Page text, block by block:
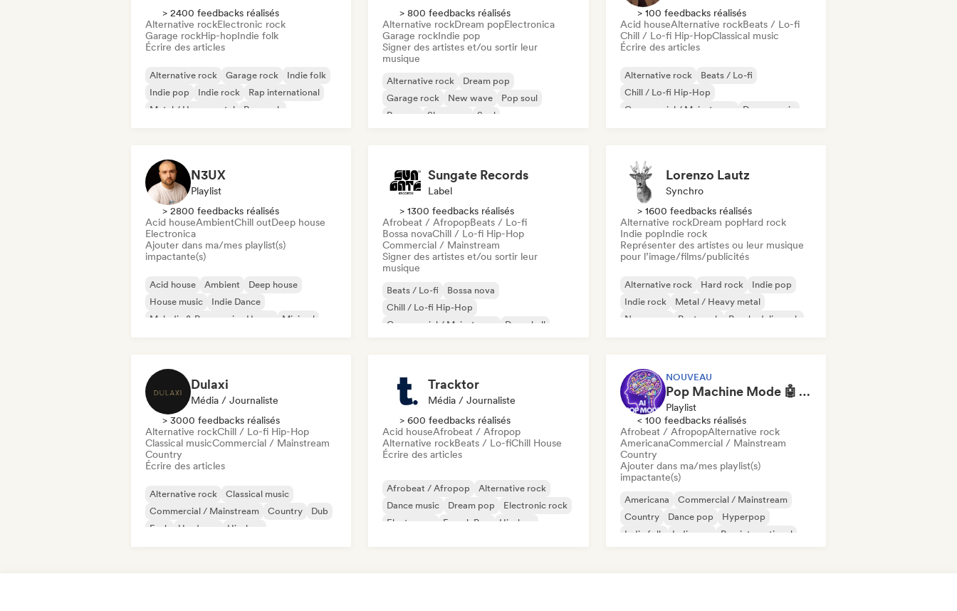
> 2400 feedbacks réalisés
Alternative rockElectronic rock
Garage rockHip-hopIndie folk
Écrire des articles
Alternative rock Garage rock
Indie folk
Indie pop
Indie rock
Rap international
Metal / Heavy metal
Pop rock
> 800 feedbacks réalisés
Alternative rockDream popElectronica
Garage rockIndie pop
Signer des artistes et/ou sortir leur
musique
Alternative rock
Dream pop
Garage rock
New wave
Pop soul
Reggae
Shoegaze Soul
> 100 feedbacks réalisés
Acid houseAlternative rockBeats / Lo-fi
Chill / Lo-fi Hip-HopClassical music
Écrire des articles
Alternative rock
Beats / Lo-fi
Chill / Lo-fi Hip-Hop
Commercial / Mainstream
Dance music
N3UX
Playlist
> 2800 feedbacks réalisés
Acid houseAmbientChill outDeep house
Electronica
Ajouter dans ma/mes playlist(s)
impactante(s)
Acid house Ambient
Deep house
House music
Indie Dance
Melodic & Progressive House
Minimal
Sungate Records
Label
> 1300 feedbacks réalisés
Afrobeat / AfropopBeats / Lo-fi
Bossa novaChill / Lo-fi Hip-Hop
Commercial / Mainstream
Signer des artistes et/ou sortir leur
musique
Beats / Lo-fi
Bossa nova
Chill / Lo-fi Hip-Hop
Commercial / Mainstream
Dancehall
Lorenzo Lautz
Synchro
> 1600 feedbacks réalisés
Alternative rockDream popHard rock
Indie popIndie rock
Représenter des artistes ou leur musique
pour l’image/films/publicités
Alternative rock Hard rock
Indie pop
Indie rock
Metal / Heavy metal
New wave
Post punk Psychedelic rock
Dulaxi
Média / Journaliste
> 3000 feedbacks réalisés
Alternative rockChill / Lo-fi Hip-Hop
Classical musicCommercial / Mainstream
Country
Écrire des articles
Alternative rock
Classical music
Commercial / Mainstream
Country
Dub
Funk
Hardcore Hip-hop
Tracktor
Média / Journaliste
> 600 feedbacks réalisés
Acid houseAfrobeat / Afropop
Alternative rockBeats / Lo-fiChill House
Écrire des articles
Afrobeat / Afropop
Alternative rock
Dance music
Dream pop
Electronic rock
Electropop
French Pop Hip-hop
NOUVEAU
Pop Machine Mode 🤖 AI Music, Indie Pop & Dream Pop
Playlist
< 100 feedbacks réalisés
Afrobeat / AfropopAlternative rock
AmericanaCommercial / Mainstream
Country
Ajouter dans ma/mes playlist(s)
impactante(s)
Americana
Commercial / Mainstream
Country
Dance pop
Hyperpop
Indie folk
Indie pop Pop international